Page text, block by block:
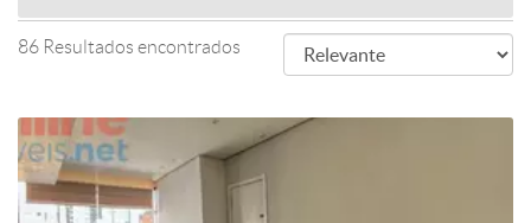
86 Resultados encontrados